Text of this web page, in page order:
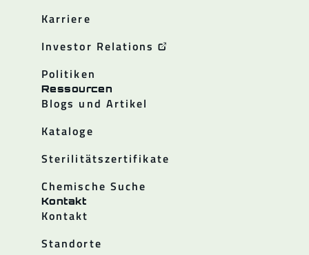
Karriere
Investor Relations
Politiken
Ressourcen
Blogs und Artikel
Kataloge
Sterilitätszertifikate
Chemische Suche
Kontakt
Kontakt
Standorte